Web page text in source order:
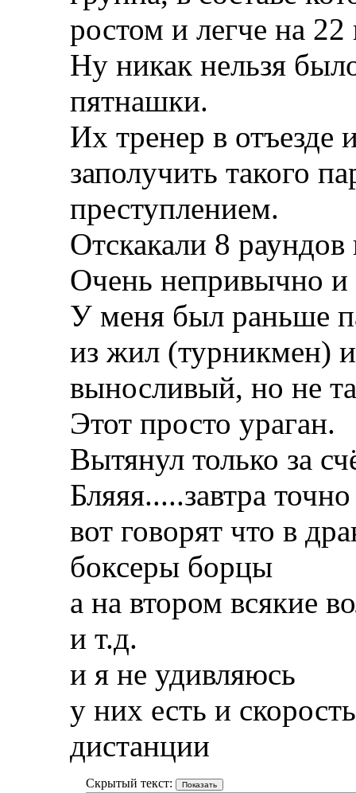
ростом и легче на 22
Ну никак нельзя
пятнашки.
Их тренер в отъезде
заполучить такого
преступлением.
Отскакали 8
Очень непривычно и
У меня был раньше
из жил (турникмен)
выносливый, но не
Этот просто ураган.
Вытянул только за
Бляяя.....завтра
вот говорят что в
боксеры борцы
а на втором всякие
и т.д.
и я не удивляюсь
у них есть и
дистанции
Скрытый текст: